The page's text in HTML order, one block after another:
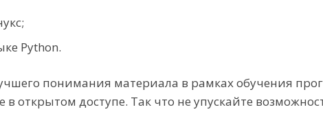
Python.
понимания материала в рамках обучения
открытом доступе. Так что не упускайте